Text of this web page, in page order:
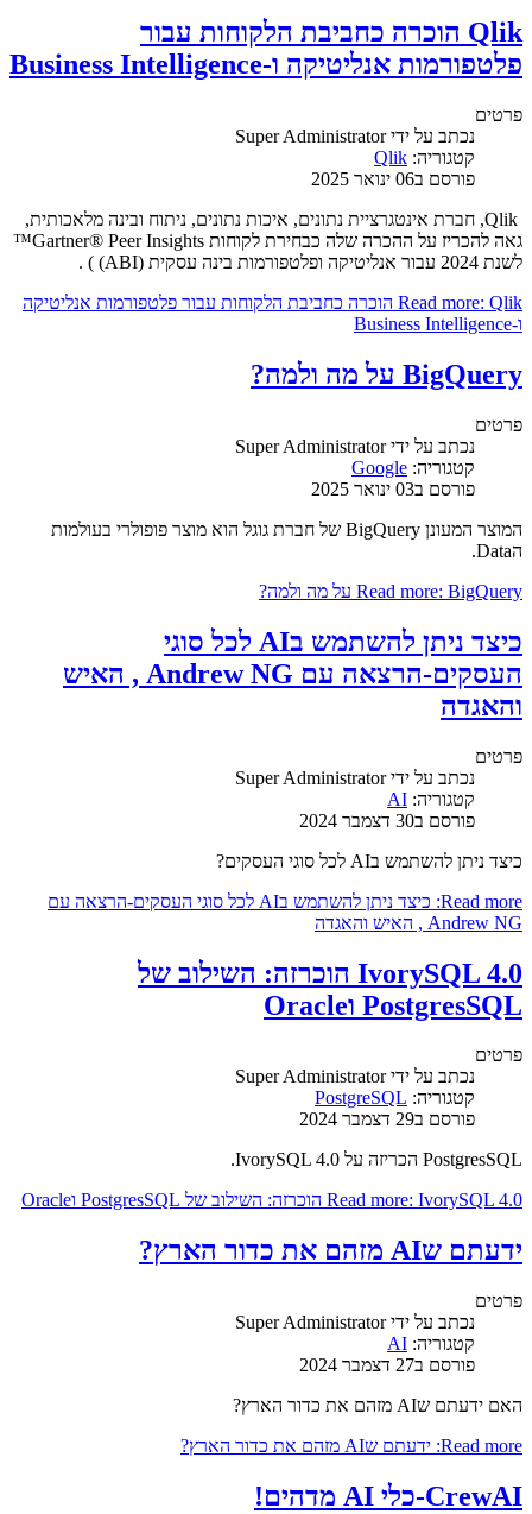
Qlik הוכרה כחביבת הלקוחות עבור
פלטפורמות אנליטיקה ו-Business Intelligence
פרטים
נכתב על ידיSuper Administrator
קטגוריה: Qlik
פורסם ב06 ינואר 2025
Qlik, חברת אינטגרציית נתונים, איכות נתונים, ניתוח ובינה מלאכותית,
גאה להכריז על ההכרה שלה כבחירת לקוחות Gartner® Peer Insights™
לשנת 2024 עבור אנליטיקה ו
פלטפורמות בינה עסקית (ABI) ) .
Read more: Qlik הוכרה כחביבת הלקוחות עבור פלטפורמות אנליטיקה
ו-Business Intelligence
BigQuery על מה ולמה?
פרטים
נכתב על ידיSuper Administrator
קטגוריה: Google
פורסם ב03 ינואר 2025
המוצר המעונן BigQuery של חברת גוגל הוא מוצר פופולרי בעולמות
הData.
Read more: BigQuery על מה ולמה?
כיצד ניתן להשתמש בAI לכל סוגי
העסקים-הרצאה עם Andrew NG , האיש
והאגדה
פרטים
נכתב על ידיSuper Administrator
קטגוריה: AI
פורסם ב30 דצמבר 2024
כיצד ניתן להשתמש בAI לכל סוגי העסקים?
Read more: כיצד ניתן להשתמש בAI לכל סוגי העסקים-הרצאה עם
Andrew NG , האיש והאגדה
IvorySQL 4.0 הוכרזה: השילוב של
PostgresSQL וOracle
פרטים
נכתב על ידיSuper Administrator
קטגוריה: PostgreSQL
פורסם ב29 דצמבר 2024
PostgresSQL הכריזה על IvorySQL 4.0.
Read more: IvorySQL 4.0 הוכרזה: השילוב של PostgresSQL וOracle
ידעתם שAI מזהם את כדור הארץ?
פרטים
נכתב על ידיSuper Administrator
קטגוריה: AI
פורסם ב27 דצמבר 2024
האם ידעתם שAI מזהם את כדור הארץ?
Read more: ידעתם שAI מזהם את כדור הארץ?
CrewAI-כלי AI מדהים!